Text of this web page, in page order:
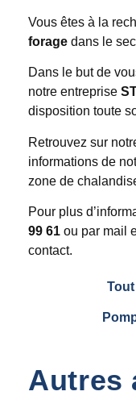
Vous êtes à la
forage dans le
Dans le but de
notre entreprise
disposition toute
Retrouvez sur
informations de
zone de
Pour plus
99 61 ou par mail
contact.
Tout
Autres